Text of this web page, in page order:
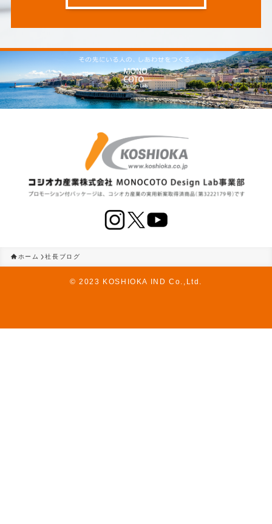
ホーム 社長ブログ
© 2023 KOSHIOKA IND Co.,Ltd.